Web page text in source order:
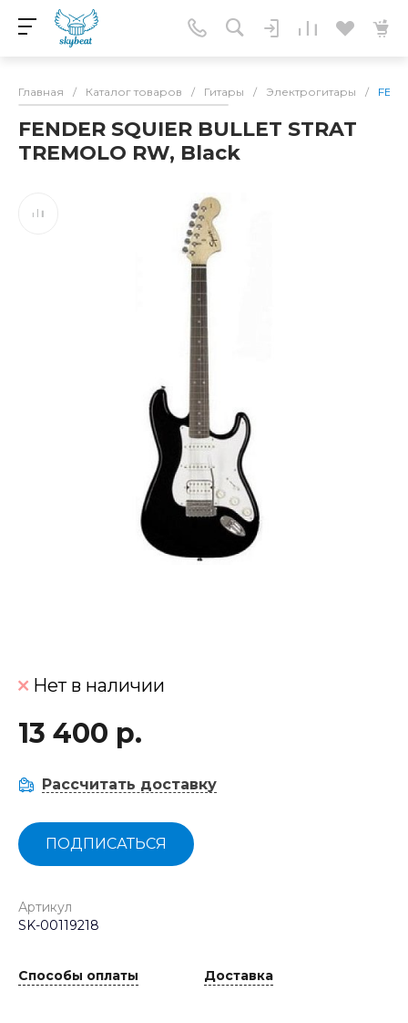
Главная / Каталог товаров / Гитары / Электрогитары /
FENDER SQUIER BULLET STRAT
TREMOLO RW, Black
Нет в наличии
13 400 р.
Рассчитать доставку
ПОДПИСАТЬСЯ
Артикул
SK-00119218
Способы оплаты Доставка